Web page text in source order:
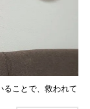
ることで、救われて